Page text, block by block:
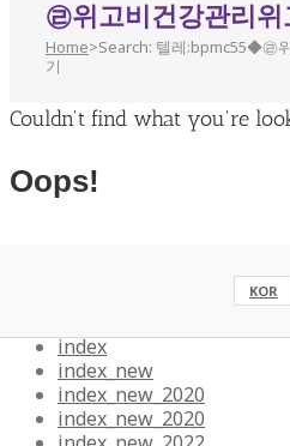
KOR
㉣위고비건강관리위
Home>Search: 텔레:bpmc55◆㉣
기
Couldn't find what you're
Oops!
index
index_new
index_new_2020
index_new_2020